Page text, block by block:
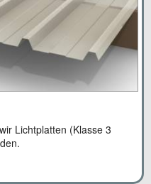
Lichtplatten (Klasse 3